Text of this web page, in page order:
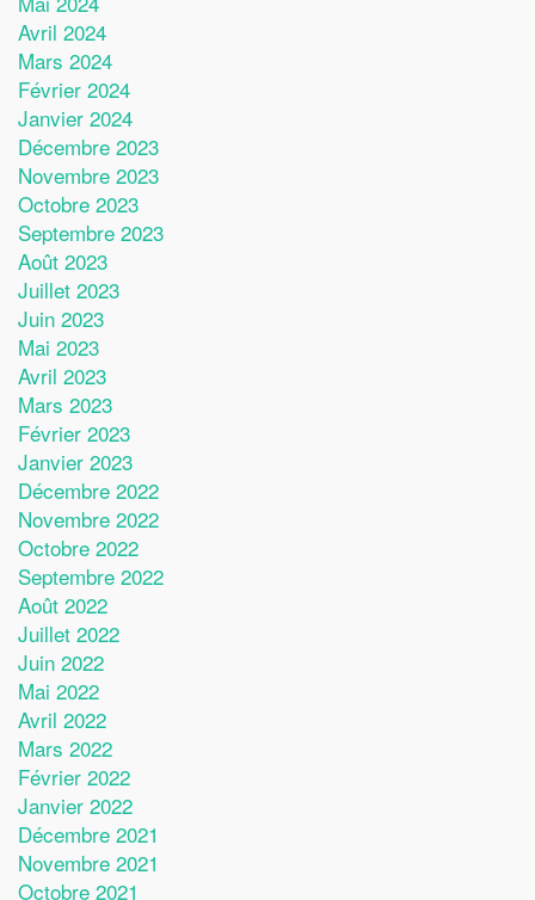
Avril 2024
Mars 2024
Février 2024
Janvier 2024
Décembre 2023
Novembre 2023
Octobre 2023
Septembre 2023
Août 2023
Juillet 2023
Juin 2023
Mai 2023
Avril 2023
Mars 2023
Février 2023
Janvier 2023
Décembre 2022
Novembre 2022
Octobre 2022
Septembre 2022
Août 2022
Juillet 2022
Juin 2022
Mai 2022
Avril 2022
Mars 2022
Février 2022
Janvier 2022
Décembre 2021
Novembre 2021
Octobre 2021